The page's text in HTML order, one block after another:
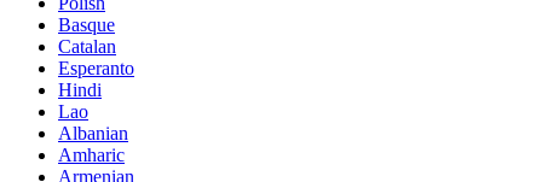
Basque
Catalan
Esperanto
Hindi
Lao
Albanian
Amharic
Armenian